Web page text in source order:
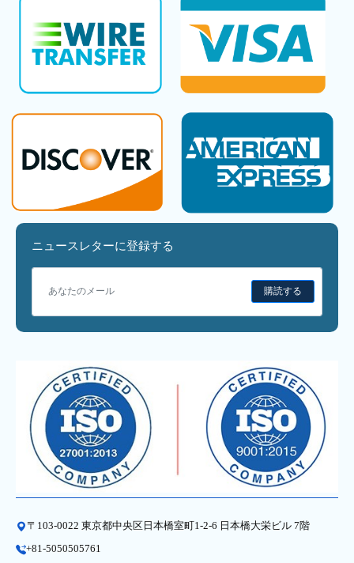
ニュースレターに登録する
購読する
〒103-0022 東京都中央区日本橋室町1-2-6 日本橋大栄ビル 7階
+81-5050505761